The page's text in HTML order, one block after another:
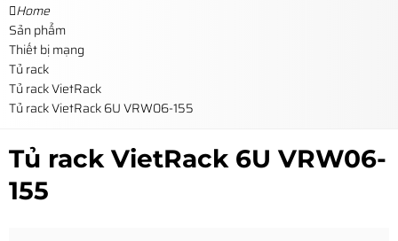
Home
Sản phẩm
Thiết bị mạng
Tủ rack
Tủ rack VietRack
Tủ rack VietRack 6U VRW06-155
Tủ rack VietRack 6U VRW06-
155